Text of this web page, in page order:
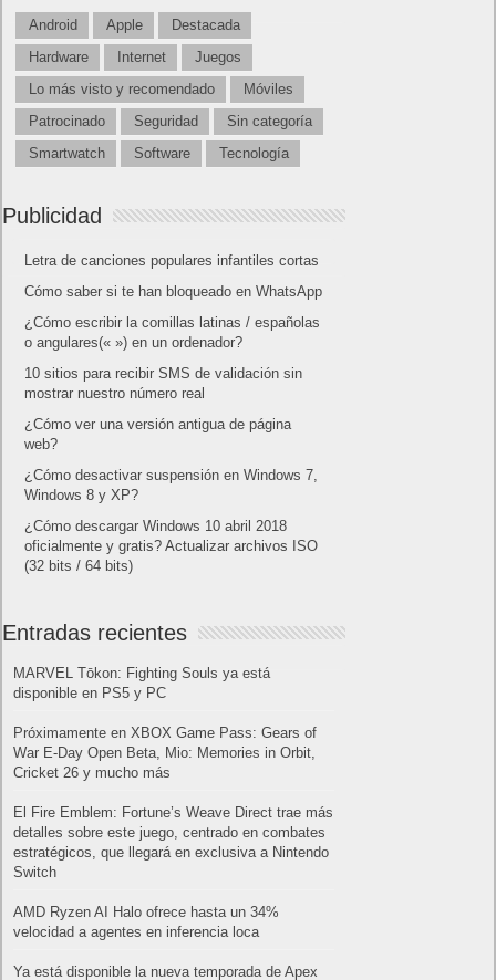
Android Apple
Destacada
Hardware
Internet
Juegos
Lo más visto y recomendado
Móviles
Patrocinado
Seguridad
Sin categoría
Smartwatch
Software Tecnología
Publicidad
Letra de canciones populares infantiles cortas
Cómo saber si te han bloqueado en WhatsApp
¿Cómo escribir la comillas latinas / españolas
o angulares(« ») en un ordenador?
10 sitios para recibir SMS de validación sin
mostrar nuestro número real
¿Cómo ver una versión antigua de página
web?
¿Cómo desactivar suspensión en Windows 7,
Windows 8 y XP?
¿Cómo descargar Windows 10 abril 2018
oficialmente y gratis? Actualizar archivos ISO
(32 bits / 64 bits)
Entradas recientes
MARVEL Tōkon: Fighting Souls ya está
disponible en PS5 y PC
Próximamente en XBOX Game Pass: Gears of
War E-Day Open Beta, Mio: Memories in Orbit,
Cricket 26 y mucho más
El Fire Emblem: Fortune’s Weave Direct trae más
detalles sobre este juego, centrado en combates
estratégicos, que llegará en exclusiva a Nintendo
Switch
AMD Ryzen AI Halo ofrece hasta un 34%
velocidad a agentes en inferencia loca
Ya está disponible la nueva temporada de Apex